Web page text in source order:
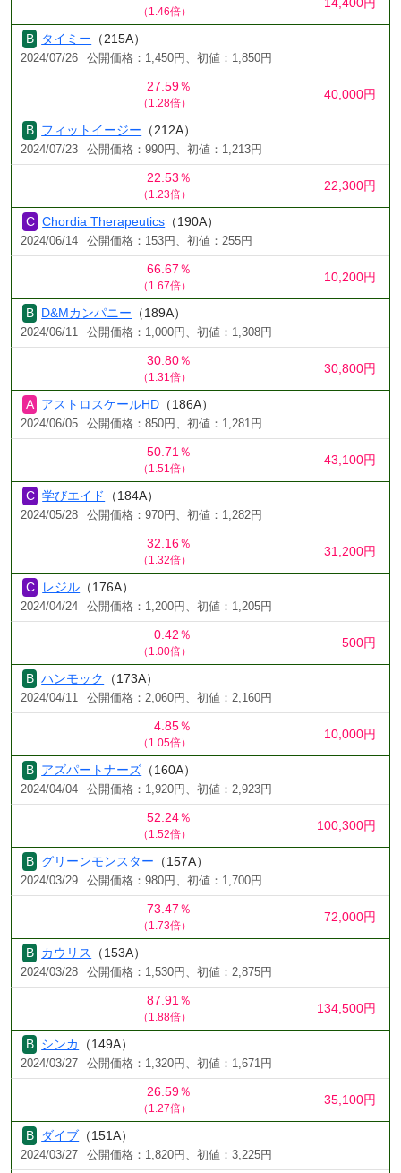
（1.46倍）
タイミー （215A）
2024/07/26 公開価格：1,450円、初値：1,850円
27.59％
（1.28倍）
40,000円
フィットイージー （212A）
2024/07/23 公開価格：990円、初値：1,213円
22.53％
（1.23倍）
22,300円
Chordia Therapeutics （190A）
2024/06/14 公開価格：153円、初値：255円
66.67％
（1.67倍）
10,200円
D&Mカンパニー （189A）
2024/06/11 公開価格：1,000円、初値：1,308円
30.80％
（1.31倍）
30,800円
アストロスケールHD （186A）
2024/06/05 公開価格：850円、初値：1,281円
50.71％
（1.51倍）
43,100円
学びエイド （184A）
2024/05/28 公開価格：970円、初値：1,282円
32.16％
（1.32倍）
31,200円
レジル （176A）
2024/04/24 公開価格：1,200円、初値：1,205円
0.42％
（1.00倍）
500円
ハンモック （173A）
2024/04/11 公開価格：2,060円、初値：2,160円
4.85％
（1.05倍）
10,000円
アズパートナーズ （160A）
2024/04/04 公開価格：1,920円、初値：2,923円
52.24％
（1.52倍）
100,300円
グリーンモンスター （157A）
2024/03/29 公開価格：980円、初値：1,700円
73.47％
（1.73倍）
72,000円
カウリス （153A）
2024/03/28 公開価格：1,530円、初値：2,875円
87.91％
（1.88倍）
134,500円
シンカ （149A）
2024/03/27 公開価格：1,320円、初値：1,671円
26.59％
（1.27倍）
35,100円
ダイブ （151A）
2024/03/27 公開価格：1,820円、初値：3,225円